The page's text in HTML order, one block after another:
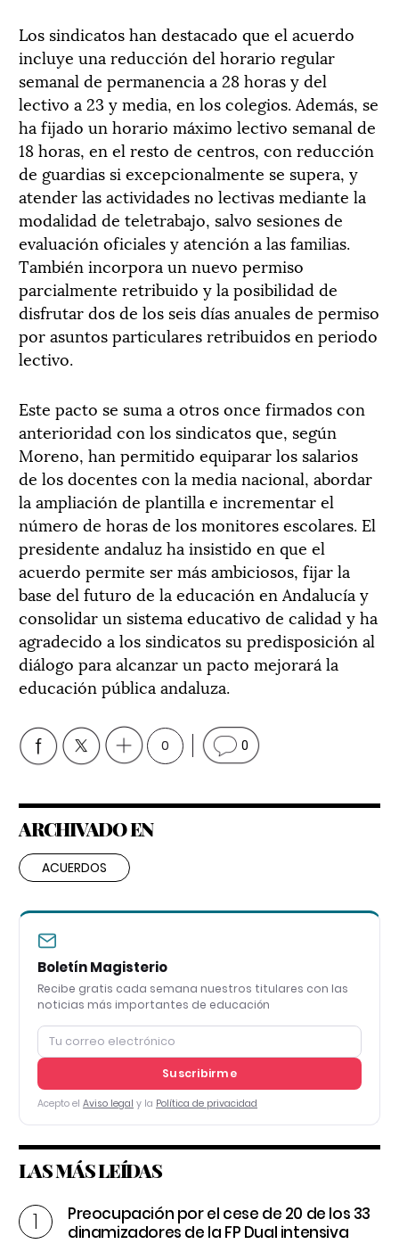
Los sindicatos han destacado que el acuerdo
incluye una reducción del horario regular
semanal de permanencia a 28 horas y del
lectivo a 23 y media, en los colegios. Además, se
ha fijado un horario máximo lectivo semanal de
18 horas, en el resto de centros, con reducción
de guardias si excepcionalmente se supera, y
atender las actividades no lectivas mediante la
modalidad de teletrabajo, salvo sesiones de
evaluación oficiales y atención a las familias.
También incorpora un nuevo permiso
parcialmente retribuido y la posibilidad de
disfrutar dos de los seis días anuales de permiso
por asuntos particulares retribuidos en periodo
lectivo.
Este pacto se suma a otros once firmados con
anterioridad con los sindicatos que, según
Moreno, han permitido equiparar los salarios
de los docentes con la media nacional, abordar
la ampliación de plantilla e incrementar el
número de horas de los monitores escolares. El
presidente andaluz ha insistido en que el
acuerdo permite ser más ambiciosos, fijar la
base del futuro de la educación en Andalucía y
consolidar un sistema educativo de calidad y ha
agradecido a los sindicatos su predisposición al
diálogo para alcanzar un pacto mejorará la
educación pública andaluza.
0 0
ARCHIVADO EN
ACUERDOS
Boletín Magisterio
Recibe gratis cada semana nuestros titulares con las
noticias más importantes de educación
Suscribirme
Acepto el Aviso legal y la Política de privacidad
LAS MÁS LEÍDAS
Preocupación por el cese de 20 de los 33
dinamizadores de la FP Dual intensiva